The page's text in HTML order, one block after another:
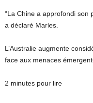
“La Chine a approfondi son
a déclaré Marles.
L’Australie augmente
face aux menaces
2 minutes pour lire